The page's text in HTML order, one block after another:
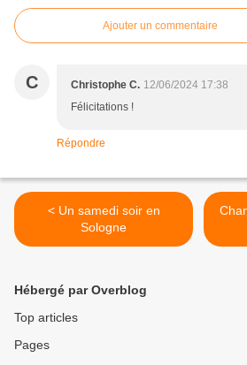
Ajouter un commentaire
C Christophe C. 12/06/2024 17:38
Félicitations !
Répondre
< Un samedi soir en
Sologne
Hébergé par Overblog
Top articles
Pages